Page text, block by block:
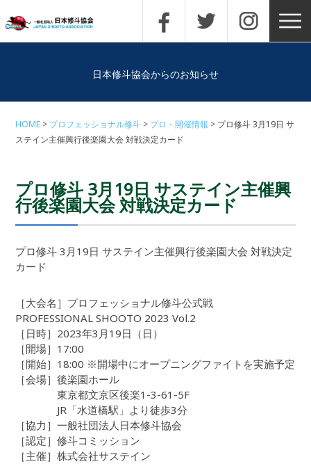
日本修斗協会からのお知らせ
HOME プロフェッショナル修斗 プロ・開催情報
プロ修斗 3月19日 サ
ステイン主催興行後楽園大会 対戦決定カード
プロ修斗 3月19日 サステイン主催興
行後楽園大会 対戦決定カード
プロ修斗 3月19日 サステイン主催興行後楽園大会 対戦決定
カード
［大会名］プロフェッショナル修斗公式戦
PROFESSIONAL SHOOTO 2023 Vol.2
［日時］2023年3月19日（日）
［開場］17:00
［開始］18:00 ※開場中にオープニングファイトを実施予定
［会場］後楽園ホール
東京都文京区後楽1-3-61-5F
JR「水道橋駅」より徒歩3分
［協力］一般社団法人日本修斗協会
［認定］修斗コミッション
［主催］株式会社サステイン